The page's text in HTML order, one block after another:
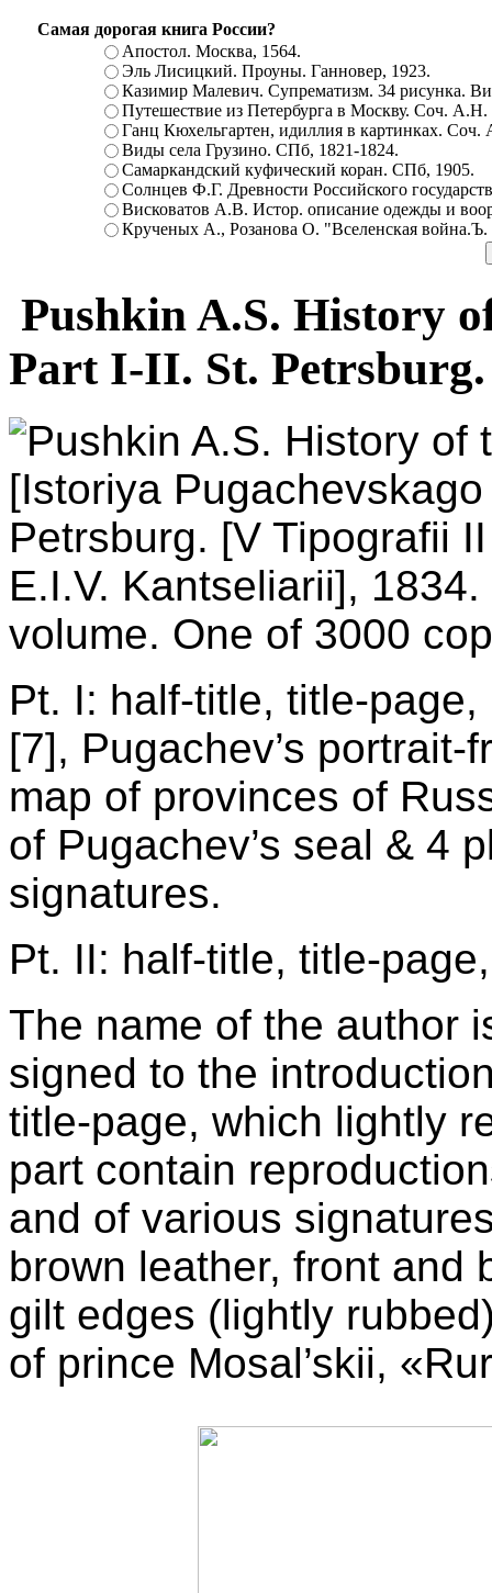
Самая дорогая книга России?
Апостол. Москва, 1564.
Эль Лисицкий. Проуны. Ганновер, 1923.
Казимир Малевич. Супрематизм. 34 рисунка.
Путешествие из Петербурга в Москву. Соч.
Ганц Кюхельгартен, идиллия в картинках.
Виды села Грузино. СПб, 1821-1824.
Самаркандский куфический коран. СПб, 1905.
Солнцев Ф.Г. Древности Российского
Висковатов А.В. Истор. описание одежды и
Крученых А., Розанова О. "Вселенская
Pushkin A.S. History
Part I-II. St. Petrsburg.
Pushkin A.S. History of
[Istoriya
Petrsburg. [V Tipografii
E.I.V. Kantseliarii],
volume. One of 3000
Pt. I: half-title, title-
[7], Pugachev’s
map of provinces of
of Pugachev’s seal & 4
signatures.
Pt. II: half-title, title-
The name of the author
signed to the
title-page, which lightly
part contain
and of various
brown leather, front and
gilt edges (lightly
of prince Mosal’skii,